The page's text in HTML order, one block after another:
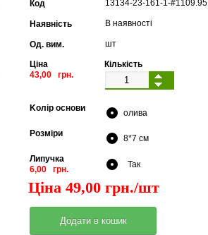
Код 13134-23-161-1-#1109.95
Наявність В наявності
Од. вим. шт
Ціна
43,00 грн.
Кількість
Kолір основи
олива
Pозміри
8*7 см
Липучка
6,00 грн.
Так
Ціна 49,00 грн./шт